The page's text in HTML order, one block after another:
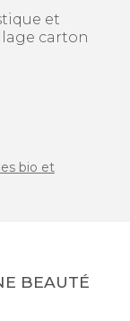
et
carton
bio et
BEAUTÉ